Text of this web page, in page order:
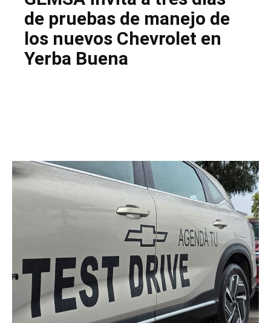
de pruebas de manejo de
los nuevos Chevrolet en
Yerba Buena